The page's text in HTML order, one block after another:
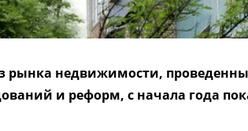
рынка недвижимости,
и реформ, с начала года